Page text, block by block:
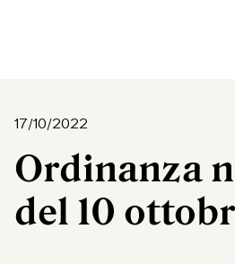
17/10/2022
Ordinanza
del 10